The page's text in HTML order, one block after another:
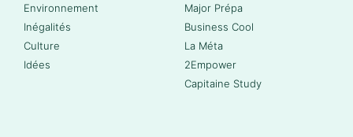
Environnement
Inégalités
Culture
Idées
Major Prépa
Business Cool
La Méta
2Empower
Capitaine Study